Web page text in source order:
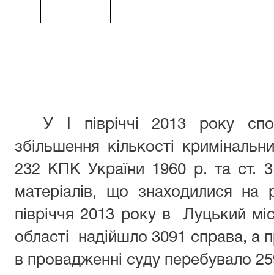
У І півріччі 2013 року
збільшення кількості
232 КПК України 1960 р. та ст.
матеріалів, що знаходилися на
півріччя 2013 року в Луцький
області надійшло 3091 справа, а
в провадженні суду перебувало